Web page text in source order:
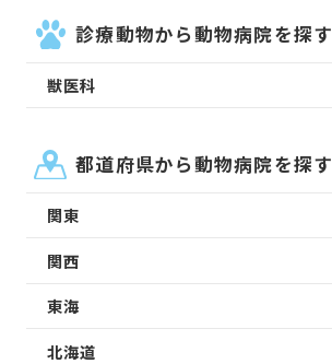
診療動物から動物病院を探す
獣医科
都道府県から動物病院を探す
関東
関西
東海
北海道